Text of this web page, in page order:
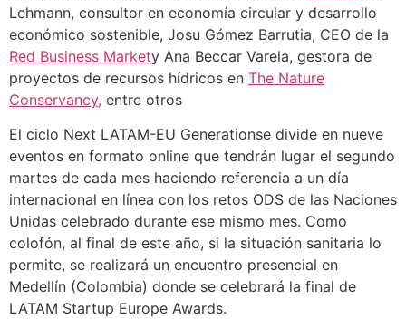
Lehmann, consultor en economía circular y desarrollo
económico sostenible, Josu Gómez Barrutia, CEO de la
Red Business Markety Ana Beccar Varela, gestora de
proyectos de recursos hídricos en The Nature
Conservancy, entre otros
El ciclo Next LATAM-EU Generationse divide en nueve
eventos en formato online que tendrán lugar el segundo
martes de cada mes haciendo referencia a un día
internacional en línea con los retos ODS de las Naciones
Unidas celebrado durante ese mismo mes. Como
colofón, al final de este año, si la situación sanitaria lo
permite, se realizará un encuentro presencial en
Medellín (Colombia) donde se celebrará la final de
LATAM Startup Europe Awards.